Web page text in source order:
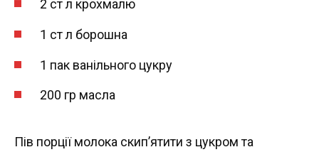
2 ст л крохмалю
1 ст л борошна
1 пак ванільного цукру
200 гр масла
Пів порції молока скип’ятити з цукром та